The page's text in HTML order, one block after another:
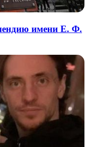
имени Е. Ф.